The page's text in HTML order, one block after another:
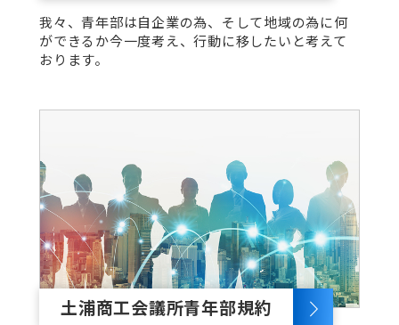
我々、青年部は自企業の為、そして地域の為に何
ができるか今一度考え、行動に移したいと考えて
おります。
土浦商工会議所青年部規約